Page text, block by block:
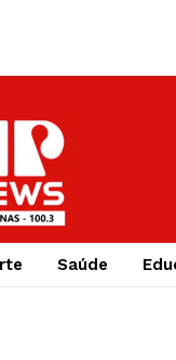
Saúde